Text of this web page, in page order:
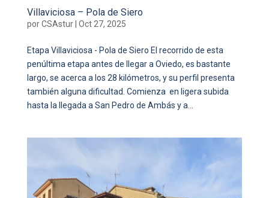
Villaviciosa – Pola de Siero
porCSAstur| Oct 27, 2025
Etapa Villaviciosa - Pola de Siero El recorrido de esta
penúltima etapa antes de llegar a Oviedo, es bastante
largo, se acerca a los 28 kilómetros, y su perfil presenta
también alguna dificultad. Comienza en ligera subida
hasta la llegada a San Pedro de Ambás y a...